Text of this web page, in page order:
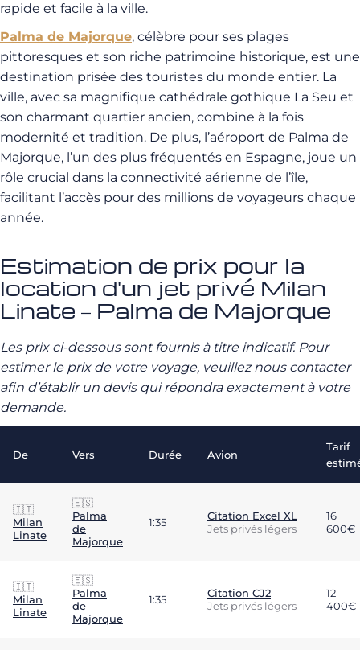
rapide et facile à la ville.
Palma de Majorque, célèbre pour ses plages
pittoresques et son riche patrimoine historique, est une
destination prisée des touristes du monde entier. La
ville, avec sa magnifique cathédrale gothique La Seu et
son charmant quartier ancien, combine à la fois
modernité et tradition. De plus, l’aéroport de Palma de
Majorque, l’un des plus fréquentés en Espagne, joue un
rôle crucial dans la connectivité aérienne de l’île,
facilitant l’accès pour des millions de voyageurs chaque
année.
Estimation de prix pour la
location d'un jet privé Milan
Linate – Palma de Majorque
Les prix ci-dessous sont fournis à titre indicatif. Pour
estimer le prix de votre voyage, veuillez nous contacter
afin d’établir un devis qui répondra exactement à votre
demande.
De Vers Durée Avion
Tarif
🇮🇹
Milan
Linate
🇪🇸
Palma
de
Majorque
1:35
Citation Excel XL
Jets privés légers
16
600€
🇮🇹
Milan
Linate
🇪🇸
Palma
de
Majorque
1:35
Citation CJ2
Jets privés légers
12
400€